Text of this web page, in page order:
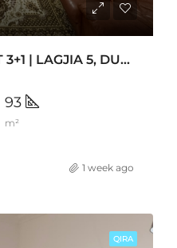
SHITET APARTAMENT 3+1 | LAGJIA 5, DURRËS
93
m²
1 week ago
QIRA